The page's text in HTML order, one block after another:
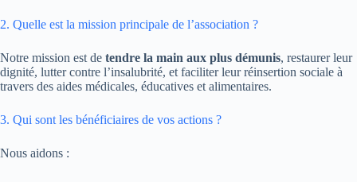
2. Quelle est la mission principale de l’association ?
Notre mission est de tendre la main aux plus démunis, restaurer leur
dignité, lutter contre l’insalubrité, et faciliter leur réinsertion sociale à
travers des aides médicales, éducatives et alimentaires.
3. Qui sont les bénéficiaires de vos actions ?
Nous aidons :